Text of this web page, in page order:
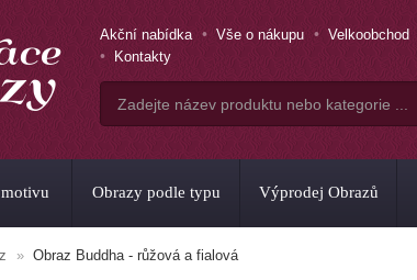
Akční nabídka Vše o nákupu Velkoobchod
Kontakty
Obrazy podle typu Výprodej Obrazů
Obraz Buddha - růžová a fialová